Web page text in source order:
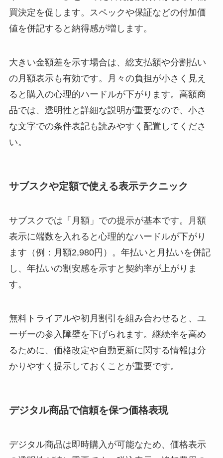
買決定を促します。スペックや保証などの付加価
値を併記すると納得感が増します。
大きい金額差を示す場合は、総支払額や分割払い
の月額表示も有効です。月々の負担が小さく見え
ると購入の心理的ハードルが下がります。高額商
品では、透明性と詳細な説明が重要なので、小さ
な文字での条件表記も読みやすく配置してくださ
い。
サブスクや定額で使える表示テクニック
サブスクでは「月額」での提示が基本です。月額
表示に端数を入れると心理的なハードルが下がり
ます（例：月額2,980円）。年払いと月払いを併記
し、年払いの割安感を示すと契約率が上がりま
す。
無料トライアルや初月割引を組み合わせると、ユ
ーザーの参入障壁を下げられます。継続率を高め
るために、価格改定や自動更新に関する情報は分
かりやすく提示しておくことが重要です。
デジタル商品で信頼を保つ価格表現
デジタル商品は即時購入が可能なため、価格表示